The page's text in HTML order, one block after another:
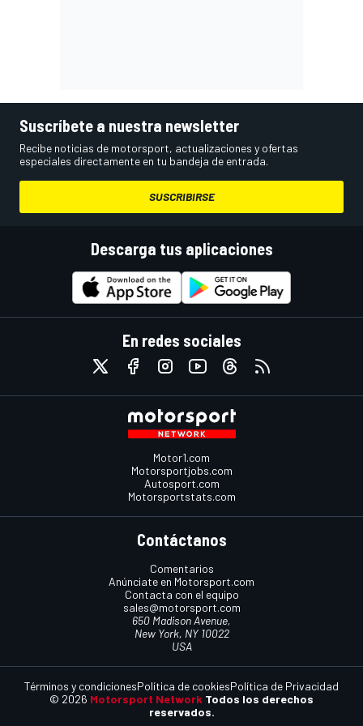
Suscríbete a nuestra newsletter
Recibe noticias de motorsport, actualizaciones y ofertas
especiales directamente en tu bandeja de entrada.
SUSCRIBIRSE
Descarga tus aplicaciones
En redes sociales
Motor1.com
Motorsportjobs.com
Autosport.com
Motorsportstats.com
Contáctanos
Comentarios
Anúnciate en Motorsport.com
Contacta con el equipo
sales@motorsport.com
650 Madison Avenue,
New York, NY 10022
USA
© 2026 Motorsport Network Todos los derechos
reservados.
Términos y condicionesPolítica de cookiesPolítica de Privacidad